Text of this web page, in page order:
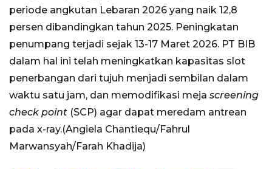
periode angkutan Lebaran 2026 yang naik 12,8
persen dibandingkan tahun 2025. Peningkatan
penumpang terjadi sejak 13-17 Maret 2026. PT BIB
dalam hal ini telah meningkatkan kapasitas slot
penerbangan dari tujuh menjadi sembilan dalam
waktu satu jam, dan memodifikasi meja screening
check point (SCP) agar dapat meredam antrean
pada x-ray.(Angiela Chantiequ/Fahrul
Marwansyah/Farah Khadija)